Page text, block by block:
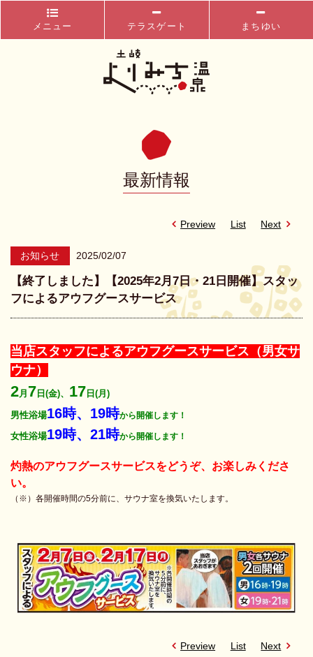
メニュー テラスゲート まちゆい
最新情報
Preview List Next
お知らせ 2025/02/07
【終了しました】【2025年2月7日・21日開催】スタッ
フによるアウフグースサービス
当店スタッフによるアウフグースサービス（男女サ
ウナ）
2月 7 日(金)、 17 日(月)
男性浴場16時、19時から開催します ！
女性浴場19時、21時から開催します ！
灼熱のアウフグースサービスをどうぞ、お楽しみくださ
い。
（※）各開催時間の5分前に、サウナ室を換気いたします。
Preview List Next